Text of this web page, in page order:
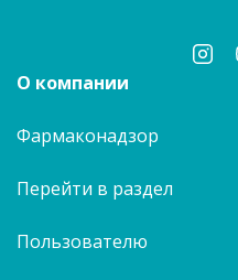
О компании
Фармаконадзор
Перейти в раздел
Пользователю